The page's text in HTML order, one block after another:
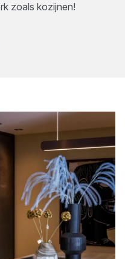
zoals kozijnen!